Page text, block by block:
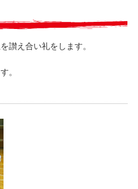
讃え合い礼をします。
。